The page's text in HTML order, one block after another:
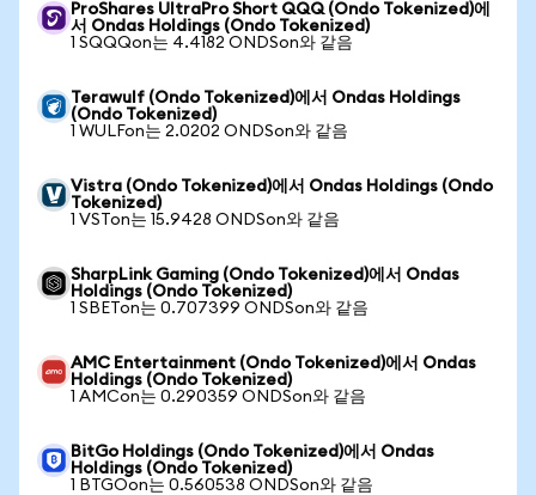
ProShares UltraPro Short QQQ (Ondo Tokenized)에
서 Ondas Holdings (Ondo Tokenized)
1 SQQQon는 4.4182 ONDSon와 같음
Terawulf (Ondo Tokenized)에서 Ondas Holdings
(Ondo Tokenized)
1 WULFon는 2.0202 ONDSon와 같음
Vistra (Ondo Tokenized)에서 Ondas Holdings (Ondo
Tokenized)
1 VSTon는 15.9428 ONDSon와 같음
SharpLink Gaming (Ondo Tokenized)에서 Ondas
Holdings (Ondo Tokenized)
1 SBETon는 0.707399 ONDSon와 같음
AMC Entertainment (Ondo Tokenized)에서 Ondas
Holdings (Ondo Tokenized)
1 AMCon는 0.290359 ONDSon와 같음
BitGo Holdings (Ondo Tokenized)에서 Ondas
Holdings (Ondo Tokenized)
1 BTGOon는 0.560538 ONDSon와 같음